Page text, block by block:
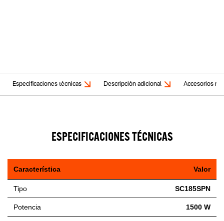
Especificaciones técnicas Descripción adicional Accesorios
ESPECIFICACIONES TÉCNICAS
Característica Valor
Tipo SC185SPN
Potencia 1500 W